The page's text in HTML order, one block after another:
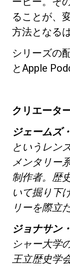
ることが、
方法となる
シリーズの
とApple
クリエータ
ジェームズ
というレン
メンタリー
制作者。歴
いて掘り下
リーを際立
ジョナサン
シャー大学
王立歴史学